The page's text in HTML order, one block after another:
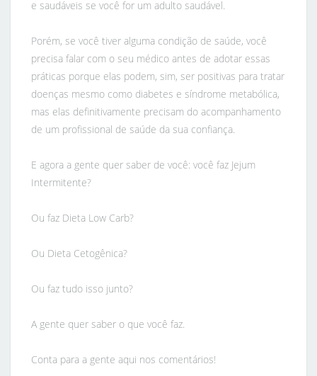
e saudáveis se você for um adulto saudável.
Porém, se você tiver alguma condição de saúde, você
precisa falar com o seu médico antes de adotar essas
práticas porque elas podem, sim, ser positivas para tratar
doenças mesmo como diabetes e síndrome metabólica,
mas elas definitivamente precisam do acompanhamento
de um profissional de saúde da sua confiança.
E agora a gente quer saber de você: você faz Jejum
Intermitente?
Ou faz Dieta Low Carb?
Ou Dieta Cetogênica?
Ou faz tudo isso junto?
A gente quer saber o que você faz.
Conta para a gente aqui nos comentários!